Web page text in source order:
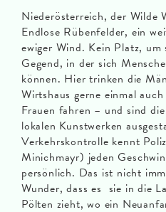
Niederösterreich, der Wilde
Endlose Rübenfelder, ein
ewiger Wind. Kein Platz, um
Gegend, in der sich
können. Hier trinken die
Wirtshaus gerne einmal
Frauen fahren – und sind
lokalen Kunstwerken
Verkehrskontrolle kennt
Minichmayr) jeden
persönlich. Das ist nicht
Wunder, dass es sie in die
Pölten zieht, wo ein